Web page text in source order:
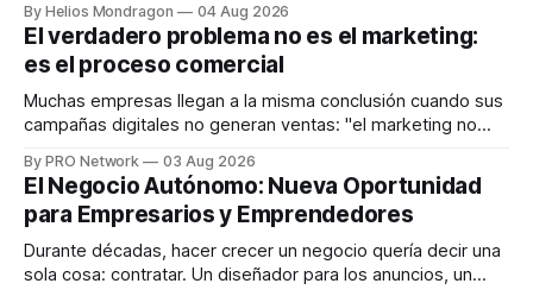
dispositivos inteligentes, inteligencia artificial y monitoreo
en tiempo real para ayudar a las personas a tomar mejores
decisiones sobre su salud metabólica. Su propuesta busca
responder
By Helios Mondragon 04 Aug 2026
El verdadero problema no es el marketing:
es el proceso comercial
Muchas empresas llegan a la misma conclusión cuando sus
campañas digitales no generan ventas: "el marketing no
INTERIUS, el problema suele estar en otro lugar. Durante
una entrevista para el podcast SER PRO, el especialista en
marketing digital explicó que
By PRO Network 03 Aug 2026
El Negocio Autónomo: Nueva Oportunidad
para Empresarios y Emprendedores
Durante décadas, hacer crecer un negocio quería decir una
sola cosa: contratar. Un diseñador para los anuncios, un